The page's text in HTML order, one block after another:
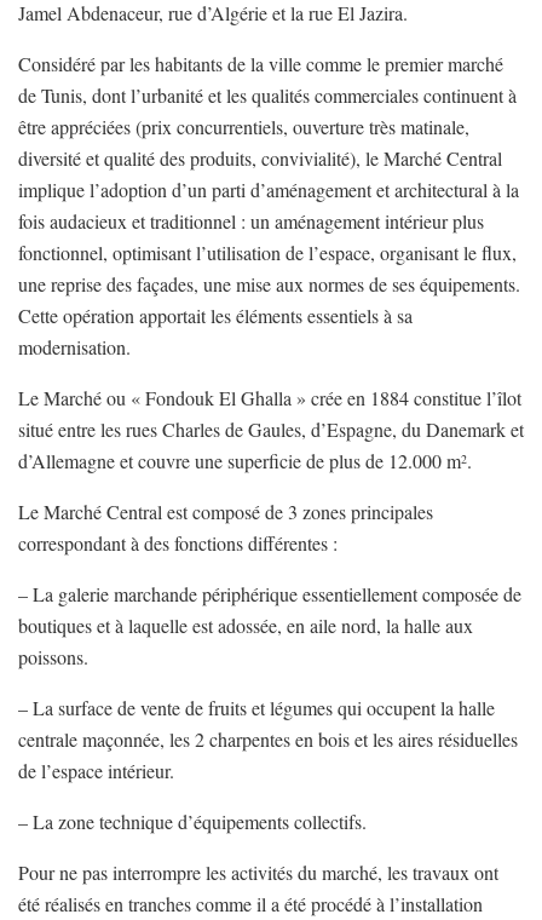
Jamel Abdenaceur, rue d’Algérie et la rue El Jazira.
Considéré par les habitants de la ville comme le premier marché
de Tunis, dont l’urbanité et les qualités commerciales continuent à
être appréciées (prix concurrentiels, ouverture très matinale,
diversité et qualité des produits, convivialité), le Marché Central
implique l’adoption d’un parti d’aménagement et architectural à la
fois audacieux et traditionnel : un aménagement intérieur plus
fonctionnel, optimisant l’utilisation de l’espace, organisant le flux,
une reprise des façades, une mise aux normes de ses équipements.
Cette opération apportait les éléments essentiels à sa
modernisation.
Le Marché ou « Fondouk El Ghalla » crée en 1884 constitue l’îlot
situé entre les rues Charles de Gaules, d’Espagne, du Danemark et
d’Allemagne et couvre une superficie de plus de 12.000 m2.
Le Marché Central est composé de 3 zones principales
correspondant à des fonctions différentes :
– La galerie marchande périphérique essentiellement composée de
boutiques et à laquelle est adossée, en aile nord, la halle aux
poissons.
– La surface de vente de fruits et légumes qui occupent la halle
centrale maçonnée, les 2 charpentes en bois et les aires résiduelles
de l’espace intérieur.
– La zone technique d’équipements collectifs.
Pour ne pas interrompre les activités du marché, les travaux ont
été réalisés en tranches comme il a été procédé à l’installation